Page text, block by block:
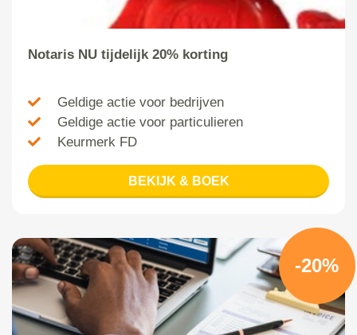
Notaris NU tijdelijk 20% korting
Geldige actie voor bedrijven
Geldige actie voor particulieren
Keurmerk FD
BEKIJK & BOEK
-20%